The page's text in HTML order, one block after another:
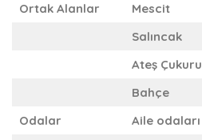
Ortak Alanlar
Mescit
Salıncak
Ateş Çukuru
Bahçe
Odalar
Aile odaları